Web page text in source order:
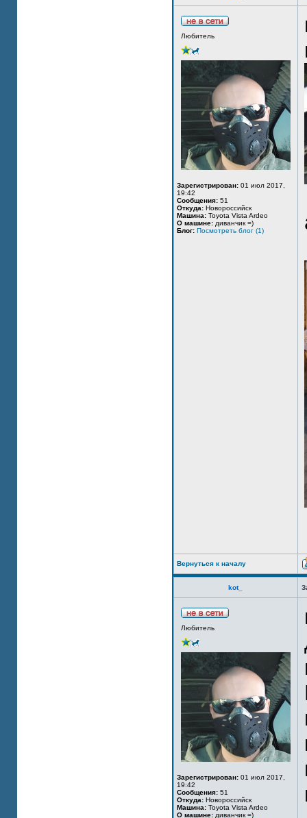
Любитель
Зарегистрирован: 01 июл 2017,
19:42
Сообщения: 51
Откуда: Новороссийск
Машина: Toyota Vista Ardeo
О машине: диванчик =)
Блог: Посмотреть блог (1)
Вернуться к началу
kot_
Любитель
Зарегистрирован: 01 июл 2017,
19:42
Сообщения: 51
Откуда: Новороссийск
Машина: Toyota Vista Ardeo
О машине: диванчик =)